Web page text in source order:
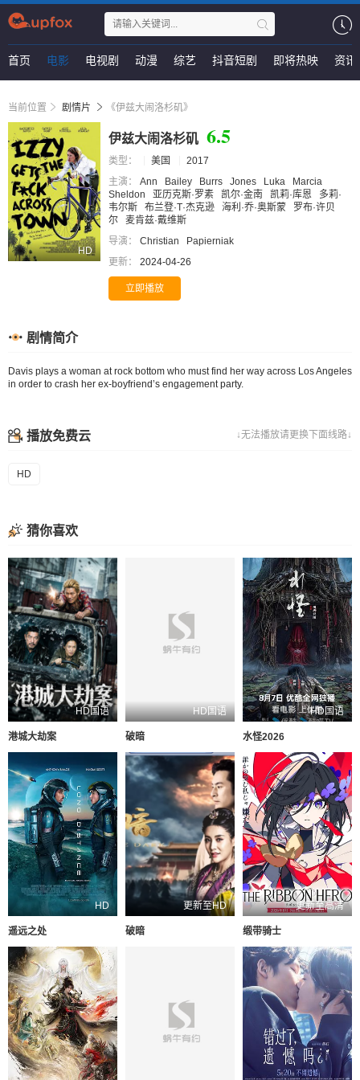
首页 电影 电视剧 动漫 综艺 抖音短剧 即将热映 资讯
当前位置 剧情片 《伊兹大闹洛杉矶》
HD
伊兹大闹洛杉矶 6.5
类型： 美国
2017
主演：
Ann Bailey Burrs Jones Luka
Marcia
Sheldon
亚历克斯·罗素 凯尔·金南 凯莉·库恩
多莉·
韦尔斯
布兰登·T·杰克逊 海利·乔·奥斯蒙
罗布·许贝
尔
麦肯兹·戴维斯
导演：
Christian
Papierniak
更新：
2024-04-26
立即播放
剧情简介
Davis plays a woman at rock bottom who must find her way across Los Angeles
in order to crash her ex-boyfriend’s engagement party.
↓无法播放请更换下面线路↓
播放免费云
HD
猜你喜欢
HD国语
港城大劫案
HD国语
破暗
HD国语
水怪2026
HD
遥远之处
更新至HD
破暗
更新至高清
缎带骑士